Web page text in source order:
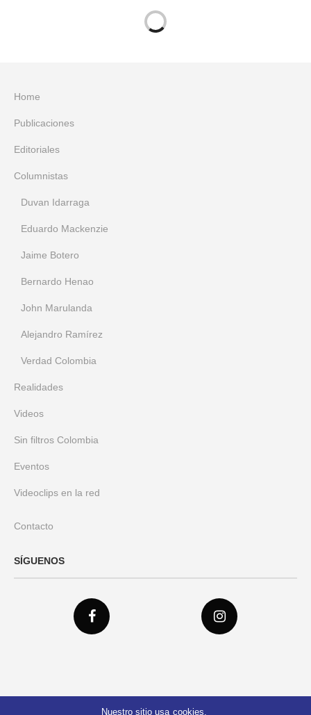
Home
Publicaciones
Editoriales
Columnistas
Duvan Idarraga
Eduardo Mackenzie
Jaime Botero
Bernardo Henao
John Marulanda
Alejandro Ramírez
Verdad Colombia
Realidades
Videos
Sin filtros Colombia
Eventos
Videoclips en la red
Contacto
SÍGUENOS
Nuestro sitio usa cookies.